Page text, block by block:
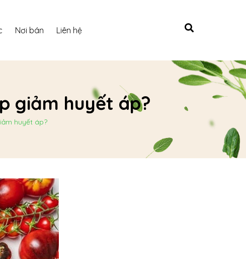
Nơi bán Liên hệ
giảm huyết áp?
huyết áp?